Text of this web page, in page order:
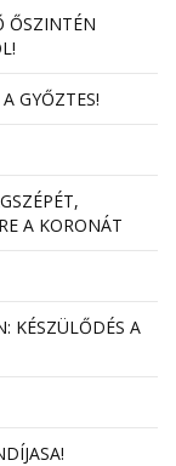
ŐSZINTÉN
GYŐZTES!
A KORONÁT
KÉSZÜLŐDÉS A